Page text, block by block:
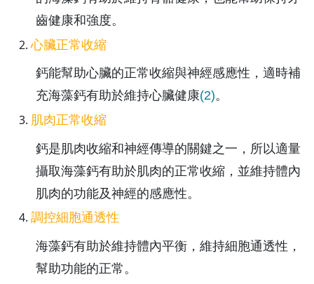
齒健康和強度。
心臟正常收縮
鈣能幫助心臟的正常收縮與神經感應性，適時補
充海藻鈣有助於維持心臟健康(2)。
肌肉正常收縮
鈣是肌肉收縮和神經傳導的關鍵之一，所以適量
攝取海藻鈣有助於肌肉的正常收縮，並維持體內
肌肉的功能及神經的感應性。
調控細胞通透性
海藻鈣有助於維持體內平衡，維持細胞通透性，
幫助功能的正常。